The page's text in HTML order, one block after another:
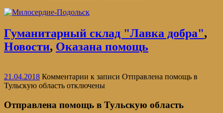
Гуманитарный склад "Лавка добра",
Новости, Оказана помощь
21.04.2018 Комментарии к записи Отправлена помощь в
Тульскую область отключены
Отправлена помощь в Тульскую область